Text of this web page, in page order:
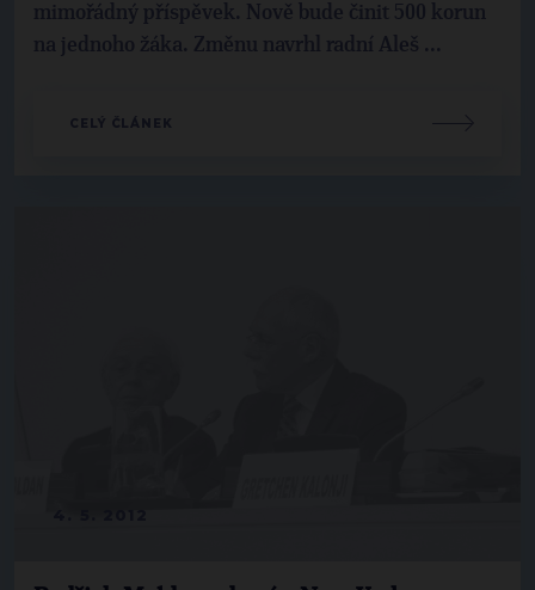
mimořádný příspěvek. Nově bude činit 500 korun
na jednoho žáka. Změnu navrhl radní Aleš ...
CELÝ ČLÁNEK